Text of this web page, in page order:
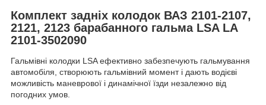
Комплект задніх колодок ВАЗ 2101-2107,
2121, 2123 барабанного гальма LSA LA
2101-3502090
Гальмівні колодки LSA ефективно забезпечують гальмування
автомобіля, створюють гальмівний момент і дають водієві
можливість маневрової і динамічної їзди незалежно від
погодних умов.